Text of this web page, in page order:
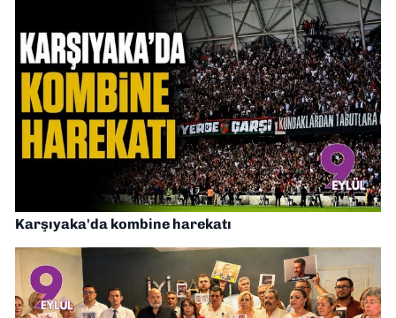
Karşıyaka'da kombine harekatı